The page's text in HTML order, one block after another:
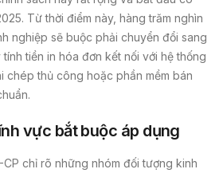
Từ thời điểm này, hàng trăm nghìn
nghiệp sẽ buộc phải chuyển đổi sang
tiền in hóa đơn kết nối với hệ thống
chép thủ công hoặc phần mềm bán
vực bắt buộc áp dụng
chỉ rõ những nhóm đối tượng kinh